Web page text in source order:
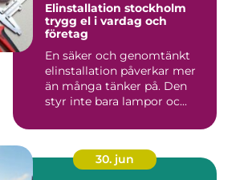
Elinstallation stockholm
trygg el i vardag och
företag
En säker och genomtänkt
elinstallation påverkar mer
än många tänker på. Den
styr inte bara lampor oc...
30. jun